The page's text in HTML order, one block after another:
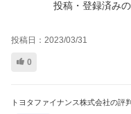
投稿・登録済み
投稿日： 2023/03/31
0
トヨタファイナンス株式会社の評